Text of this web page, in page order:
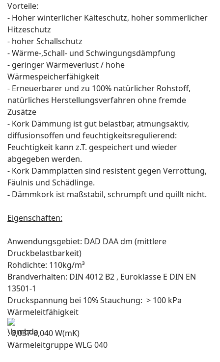
Vorteile:
- Hoher winterlicher Kälteschutz, hoher sommerlicher
Hitzeschutz
- hoher Schallschutz
- Wärme-,Schall- und Schwingungsdämpfung
- geringer Wärmeverlust / hohe
Wärmespeicherfähigkeit
- Erneuerbarer und zu 100% natürlicher Rohstoff,
natürliches Herstellungsverfahren ohne fremde
Zusätze
- Kork Dämmung ist gut belastbar, atmungsaktiv,
diffusionsoffen und feuchtigkeitsregulierend:
Feuchtigkeit kann z.T. gespeichert und wieder
abgegeben werden.
- Kork Dämmplatten sind resistent gegen Verrottung,
Fäulnis und Schädlinge.
- Dämmkork ist maßstabil, schrumpft und quillt nicht.
Eigenschaften:
Anwendungsgebiet: DAD DAA dm (mittlere
Druckbelastbarkeit)
Rohdichte: 110kg/m³
Brandverhalten: DIN 4012 B2 , Euroklasse E DIN EN
13501-1
Druckspannung bei 10% Stauchung: > 100 kPa
Wärmeleitfähigkeit
: 0,037-0,040 W(mK)
Wärmeleitgruppe WLG 040